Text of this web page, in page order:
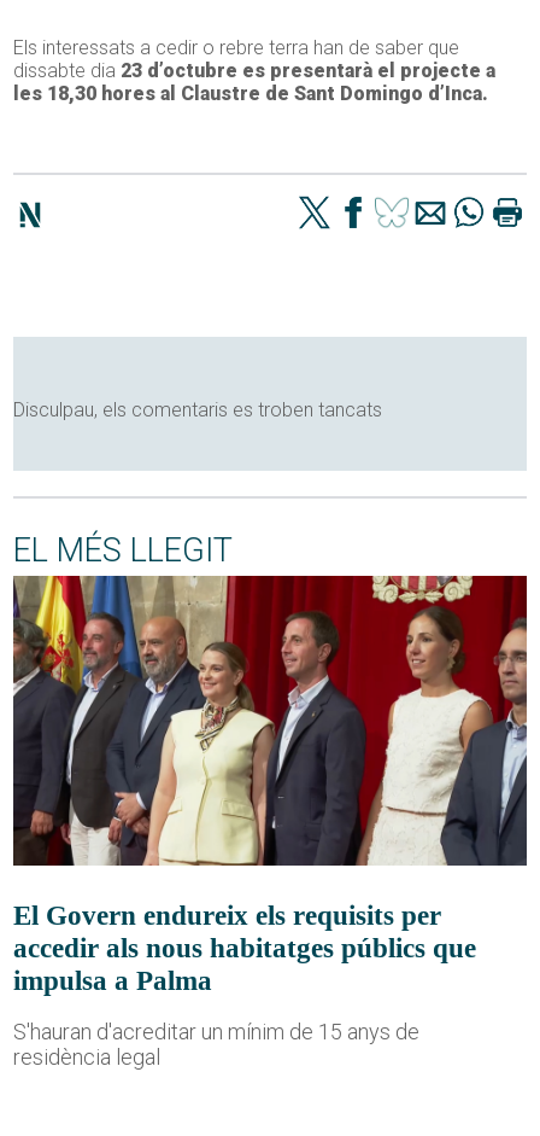
Els interessats a cedir o rebre terra han de saber que
dissabte dia 23 d’octubre es presentarà el projecte a
les 18,30 hores al Claustre de Sant Domingo d’Inca.
Disculpau, els comentaris es troben tancats
EL MÉS LLEGIT
El Govern endureix els requisits per
accedir als nous habitatges públics que
impulsa a Palma
S'hauran d'acreditar un mínim de 15 anys de
residència legal